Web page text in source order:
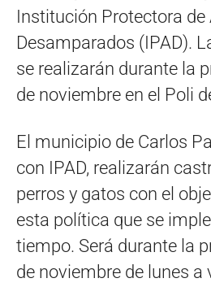
Institución Protectora de
Desamparados (IPAD).
se realizarán durante la
de noviembre en el Poli
El municipio de Carlos
con IPAD, realizarán
perros y gatos con el
esta política que se
tiempo. Será durante la
de noviembre de lunes a